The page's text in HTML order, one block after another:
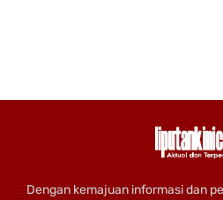
Dengan kemajuan informasi dan